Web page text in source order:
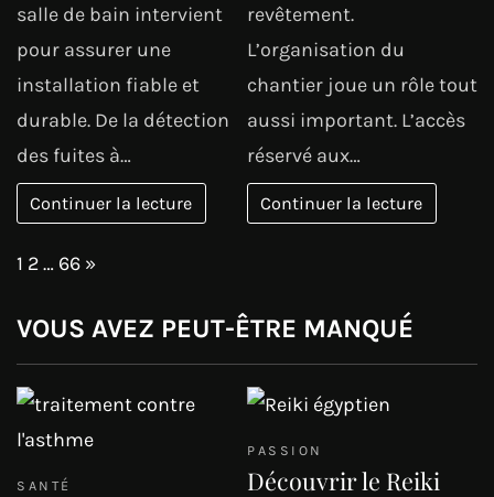
salle de bain intervient
pour assurer une
installation fiable et
durable. De la détection
des fuites à…
Continuer la lecture
revêtement.
L’organisation du
chantier joue un rôle tout
aussi important. L’accès
réservé aux…
Continuer la lecture
Page:
1 2… 66 Next
»
VOUS AVEZ PEUT-ÊTRE MANQUÉ
SANTÉ
PASSION
Découvrir le Reiki